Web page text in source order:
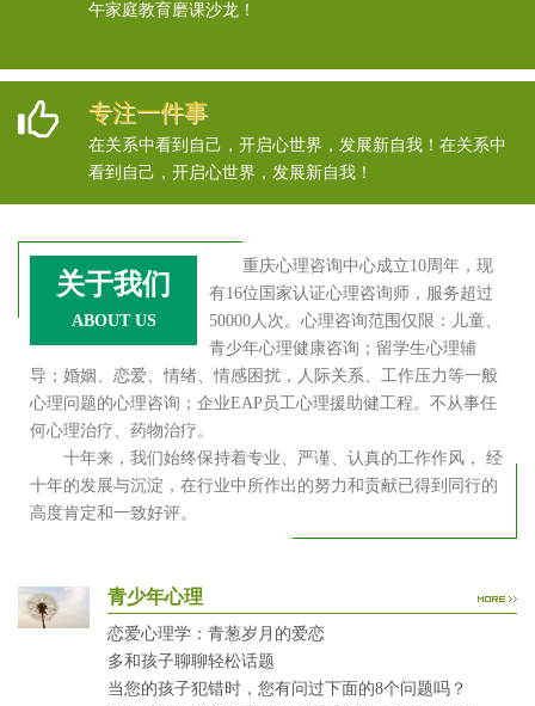
午家庭教育磨课沙龙！
专注一件事
在关系中看到自己，开启心世界，发展新自我！在关系中
看到自己，开启心世界，发展新自我！
关于我们
ABOUT US
重庆心理咨询中心成立10周年，现
有16位国家认证心理咨询师，服务超过
50000人次。心理咨询范围仅限：儿童、
青少年心理健康咨询；留学生心理辅
导；婚姻、恋爱、情绪、情感困扰，人际关系、工作压力等一般
心理问题的心理咨询；企业EAP员工心理援助健工程。不从事任
何心理治疗、药物治疗。
十年来，我们始终保持着专业、严谨、认真的工作作风， 经
十年的发展与沉淀，在行业中所作出的努力和贡献已得到同行的
高度肯定和一致好评。
青少年心理
恋爱心理学：青葱岁月的爱恋
多和孩子聊聊轻松话题
当您的孩子犯错时，您有问过下面的8个问题吗？